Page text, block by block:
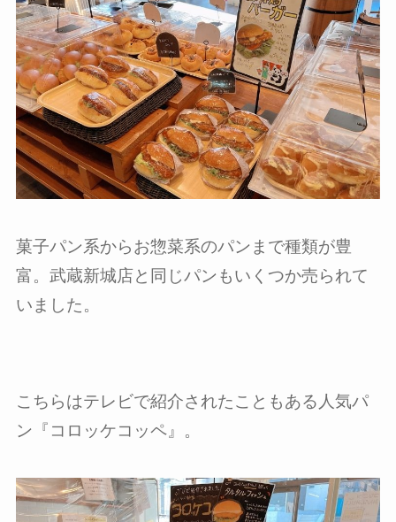
菓子パン系からお惣菜系のパンまで種類が豊
富。武蔵新城店と同じパンもいくつか売られて
いました。
こちらはテレビで紹介されたこともある人気パ
ン『コロッケコッペ』。